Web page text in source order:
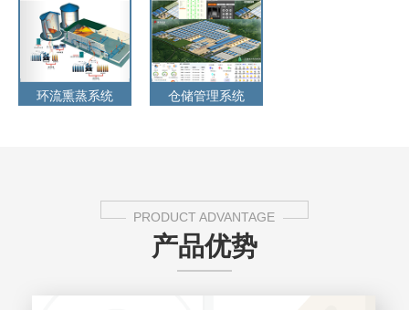
环流熏蒸系统 仓储管理系统
PRODUCT ADVANTAGE
产品优势